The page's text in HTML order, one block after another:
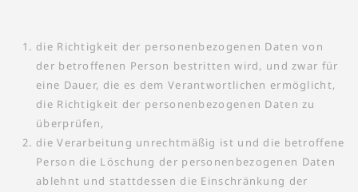
die Richtigkeit der personenbezogenen Daten von
der betroffenen Person bestritten wird, und zwar für
eine Dauer, die es dem Verantwortlichen ermöglicht,
die Richtigkeit der personenbezogenen Daten zu
überprüfen,
die Verarbeitung unrechtmäßig ist und die betroffene
Person die Löschung der personenbezogenen Daten
ablehnt und stattdessen die Einschränkung der